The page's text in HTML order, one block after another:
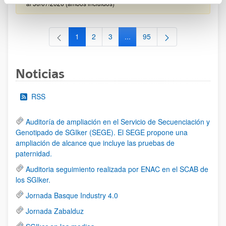
al 30/07/2026 (ambos incluídos)
Página
1 Página
2 Página
3 ...Páginas intermedias Use TAB
Página
95
Noticias
RSS
Auditoría de ampliación en el Servicio de Secuenciación y
Genotipado de SGIker (SEGE). El SEGE propone una
ampliación de alcance que incluye las pruebas de
paternidad.
Auditoria seguimiento realizada por ENAC en el SCAB de
los SGIker.
Jornada Basque Industry 4.0
Jornada Zabalduz